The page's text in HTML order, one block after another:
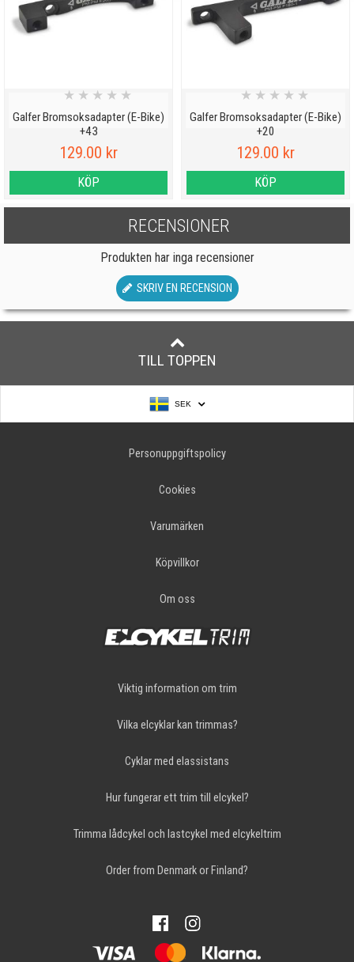
Galfer Bromsoksadapter (E-Bike)
+43
★ ★ ★ ★ ★
129.00 kr
KÖP
Galfer Bromsoksadapter (E-Bike)
+20
★ ★ ★ ★ ★
129.00 kr
KÖP
RECENSIONER
Produkten har inga recensioner
SKRIV EN RECENSION
TILL TOPPEN
SEK
Personuppgiftspolicy
Cookies
Varumärken
Köpvillkor
Om oss
Viktig information om trim
Vilka elcyklar kan trimmas?
Cyklar med elassistans
Hur fungerar ett trim till elcykel?
Trimma lådcykel och lastcykel med elcykeltrim
Order from Denmark or Finland?